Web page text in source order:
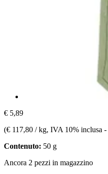
€ 5,89
(€ 117,80 / kg, IVA 10% inclusa -
Contenuto: 50 g
Ancora 2 pezzi in magazzino